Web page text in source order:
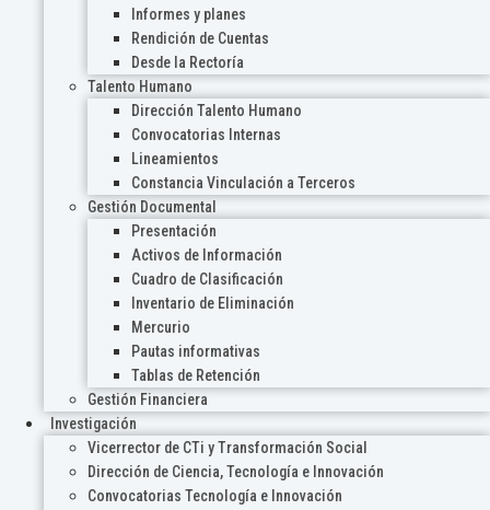
Informes y planes
Rendición de Cuentas
Desde la Rectoría
Talento Humano
Dirección Talento Humano
Convocatorias Internas
Lineamientos
Constancia Vinculación a Terceros
Gestión Documental
Presentación
Activos de Información
Cuadro de Clasificación
Inventario de Eliminación
Mercurio
Pautas informativas
Tablas de Retención
Gestión Financiera
Investigación
Vicerrector de CTi y Transformación Social
Dirección de Ciencia, Tecnología e Innovación
Convocatorias Tecnología e Innovación